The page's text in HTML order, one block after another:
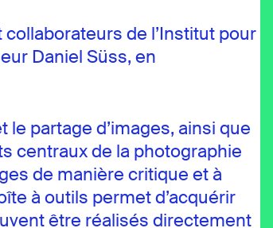
de l’Institut pour
Daniel Süss, en
le partage d’images, ainsi que
centraux de la photographie
de manière critique et à
à outils permet d’acquérir
être réalisés directement